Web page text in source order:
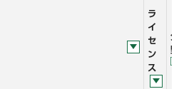
ラ
イ
セ
ン
ス
分
野